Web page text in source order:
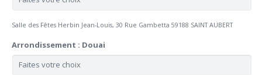
Salle des Fêtes Herbin Jean-Louis, 30 Rue Gambetta 59188 SAINT AUBERT
Arrondissement : Douai